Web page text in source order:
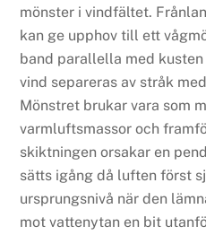
mönster i vindfältet.
kan ge upphov till ett
band parallella med
vind separeras av stråk
Mönstret brukar vara som
varmluftsmassor och
skiktningen orsakar en
sätts igång då luften först
ursprungsnivå när den
mot vattenytan en bit